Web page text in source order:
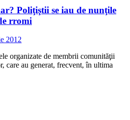
Poliţiştii se iau de nunţile
rromi
2012
organizate de membrii comunităţii
care au generat, frecvent, în ultima